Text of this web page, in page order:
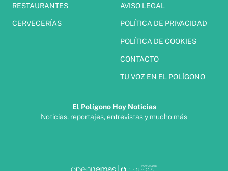
RESTAURANTES
CERVECERÍAS
AVISO LEGAL
POLÍTICA DE PRIVACIDAD
POLÍTICA DE COOKIES
CONTACTO
TU VOZ EN EL POLÍGONO
El Polígono Hoy Noticias
Noticias, reportajes, entrevistas y mucho más